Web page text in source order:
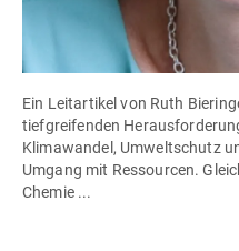
Ein Leitartikel von Ruth
tiefgreifenden
Klimawandel, Umweltschutz
Umgang mit Ressourcen.
Chemie ...